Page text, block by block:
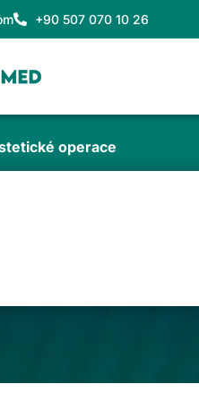
+90 507 070 10 26
operace